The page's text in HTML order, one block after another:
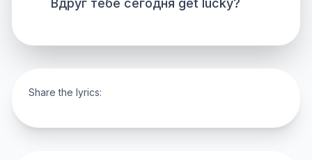
Вдруг тебе сегодня get lucky?
Share the lyrics: